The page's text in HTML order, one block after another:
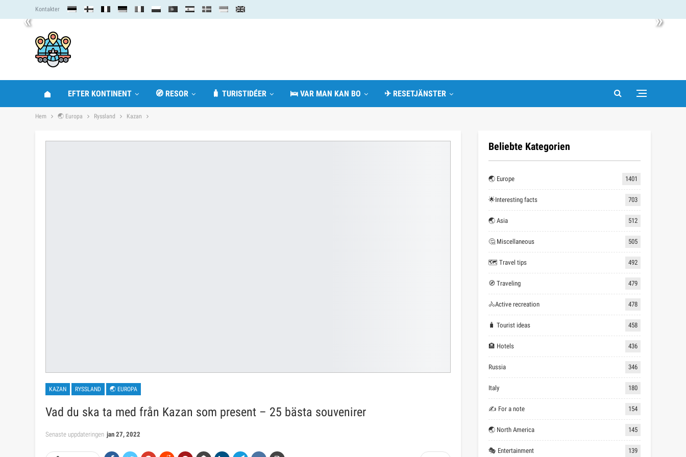
« »
Kontakter
EFTER KONTINENT 🧭 RESOR 🧳 TURISTIDÉER 🛌 VAR MAN KAN BO ✈ RESETJÄNSTER
Hem 🌏 Europa Ryssland Kazan
KAZAN RYSSLAND 🌏 EUROPA
Vad du ska ta med från Kazan som present – 25 bästa souvenirer
Senaste uppdateringen jan 27, 2022
Beliebte Kategorien
🌏 Europe 1401
🌟Interesting facts 703
🌏 Asia 512
🤔 Miscellaneous 505
🗺 Travel tips 492
🧭 Traveling 479
🚴Active recreation 478
🧳 Tourist ideas 458
🏨 Hotels 436
Russia 346
Italy 180
✍ For a note 154
🌏 North America 145
🎭 Entertainment 139